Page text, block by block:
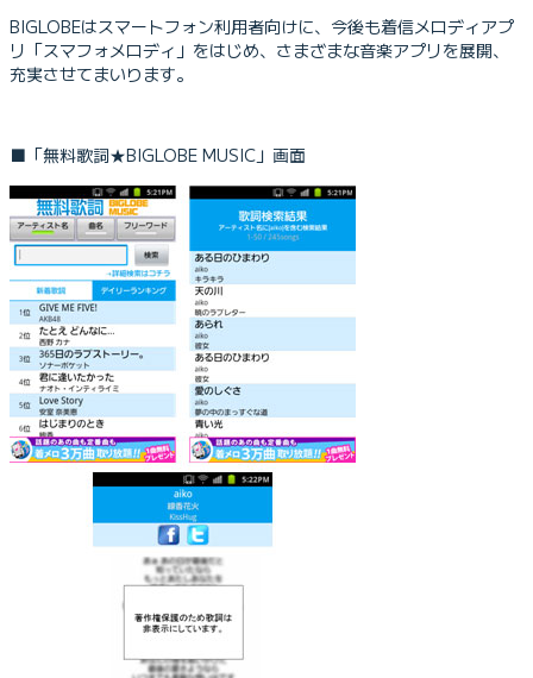
BIGLOBEはスマートフォン利用者向けに、今後も着信メロディアプ
リ「スマフォメロディ」をはじめ、さまざまな音楽アプリを展開、
充実させてまいります。
■「無料歌詞★BIGLOBE MUSIC」画面